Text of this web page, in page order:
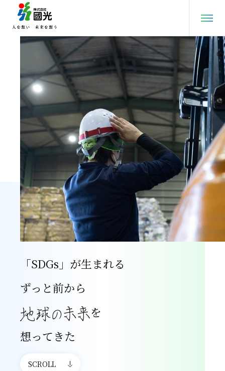
「SDGs」が生まれる
ずっと前から
を
想ってきた
SCROLL